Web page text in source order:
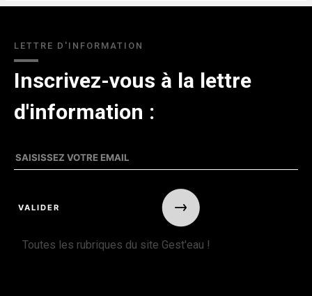
LETTRE D'INFORMATION
Inscrivez-vous à la lettre
d'information :
Toutes les rubriques du site Gest'eau !